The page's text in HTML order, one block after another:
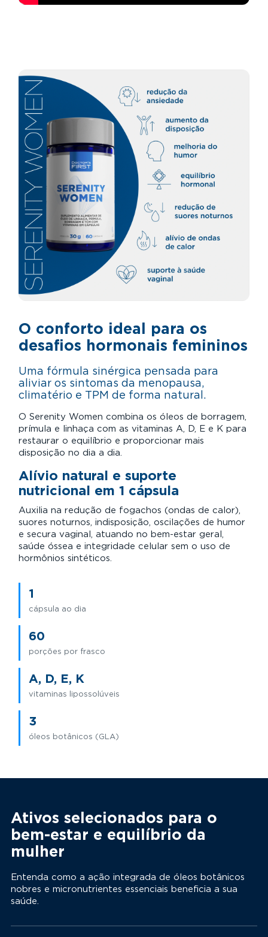
O conforto ideal para os
desafios hormonais femininos
Uma fórmula sinérgica pensada para
aliviar os sintomas da menopausa,
climatério e TPM de forma natural.
O Serenity Women combina os óleos de borragem,
prímula e linhaça com as vitaminas A, D, E e K para
restaurar o equilíbrio e proporcionar mais
disposição no dia a dia.
Alívio natural e suporte
nutricional em 1 cápsula
Auxilia na redução de fogachos (ondas de calor),
suores noturnos, indisposição, oscilações de humor
e secura vaginal, atuando no bem-estar geral,
saúde óssea e integridade celular sem o uso de
hormônios sintéticos.
1
cápsula ao dia
60
porções por frasco
A, D, E, K
vitaminas lipossolúveis
3
óleos botânicos (GLA)
Ativos selecionados para o
bem-estar e equilíbrio da
mulher
Entenda como a ação integrada de óleos botânicos
nobres e micronutrientes essenciais beneficia a sua
saúde.